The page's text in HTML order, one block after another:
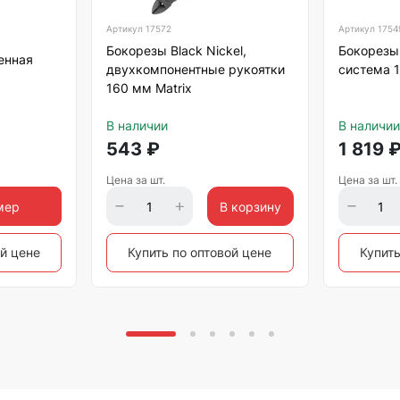
цене
Артикул17572
Бокорезы Black Nickel,
двухкомпонентные рукоятки
160 мм Matrix
В наличии
543 ₽
Цена за шт.
В корзину
Купить по оптовой цене
Артикул
система
В наличии
1 819
Цена за шт.